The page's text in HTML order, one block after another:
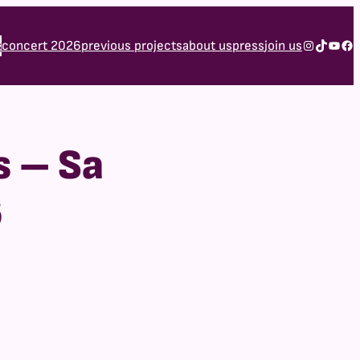
concert 2026previous projectsabout uspressjoin usInstagram TikTok YouTube Facebook
– Sa